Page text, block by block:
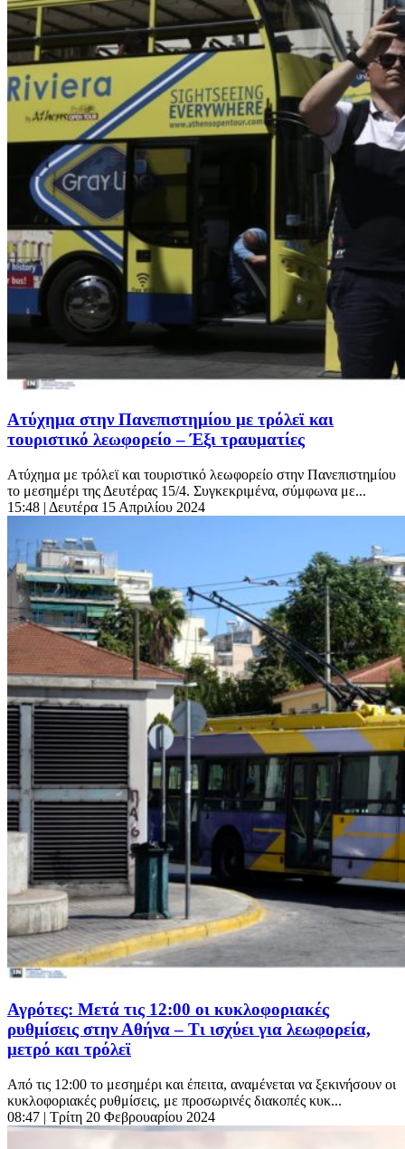
Ατύχημα στην Πανεπιστημίου με τρόλεϊ και
τουριστικό λεωφορείο – Έξι τραυματίες
Ατύχημα με τρόλεϊ και τουριστικό λεωφορείο στην Πανεπιστημίου
το μεσημέρι της Δευτέρας 15/4. Συγκεκριμένα, σύμφωνα με...
15:48 | Δευτέρα 15 Απριλίου 2024
Αγρότες: Μετά τις 12:00 οι κυκλοφοριακές
ρυθμίσεις στην Αθήνα – Τι ισχύει για λεωφορεία,
μετρό και τρόλεϊ
Από τις 12:00 το μεσημέρι και έπειτα, αναμένεται να ξεκινήσουν οι
κυκλοφοριακές ρυθμίσεις, με προσωρινές διακοπές κυκ...
08:47 | Τρίτη 20 Φεβρουαρίου 2024